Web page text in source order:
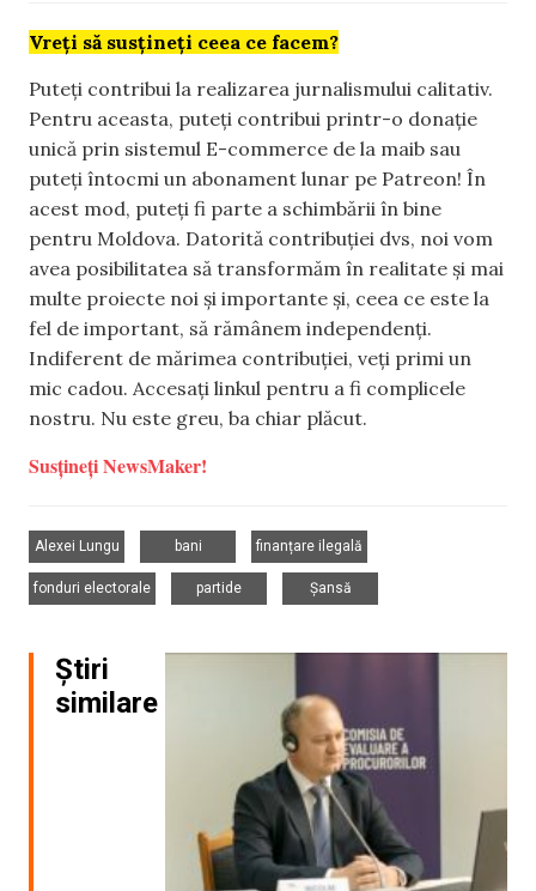
Vreți să susțineți ceea ce facem?
Puteți contribui la realizarea jurnalismului calitativ.
Pentru aceasta, puteți contribui printr-o donație
unică prin sistemul E-commerce de la maib sau
puteți întocmi un abonament lunar pe Patreon! În
acest mod, puteți fi parte a schimbării în bine
pentru Moldova. Datorită contribuției dvs, noi vom
avea posibilitatea să transformăm în realitate și mai
multe proiecte noi și importante și, ceea ce este la
fel de important, să rămânem independenți.
Indiferent de mărimea contribuției, veți primi un
mic cadou. Accesați linkul pentru a fi complicele
nostru. Nu este greu, ba chiar plăcut.
Susțineți NewsMaker!
Alexei Lungu
bani
finanțare ilegală
fonduri electorale
partide
Șansă
Știri
similare